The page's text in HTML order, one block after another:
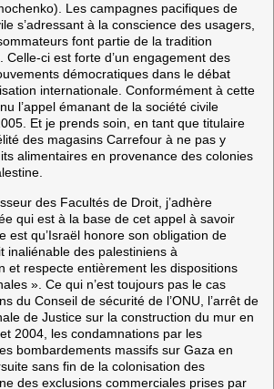
Les campagnes pacifiques de
s’adressant à la conscience des usagers,
font partie de la tradition
Celle-ci est forte d’un engagement des
démocratiques dans le débat
internationale. Conformément à cette
l’appel émanant de la société civile
Et je prends soin, en tant que titulaire
des magasins Carrefour à ne pas y
alimentaires en provenance des colonies
des Facultés de Droit, j’adhère
qui est à la base de cet appel à savoir
est qu’Israël honore son obligation de
inaliénable des palestiniens à
et respecte entièrement les dispositions
». Ce qui n’est toujours pas le cas
du Conseil de sécurité de l’ONU, l’arrêt de
de Justice sur la construction du mur en
2004, les condamnations par les
bombardements massifs sur Gaza en
sans fin de la colonisation des
des exclusions commerciales prises par